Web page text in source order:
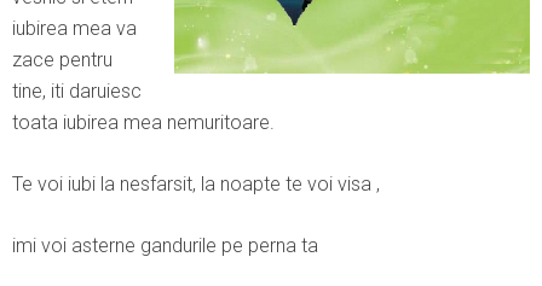
iubirea mea va
zace pentru
tine, iti daruiesc
toata iubirea mea nemuritoare.
Te voi iubi la nesfarsit, la noapte te voi visa ,
imi voi asterne gandurile pe perna ta